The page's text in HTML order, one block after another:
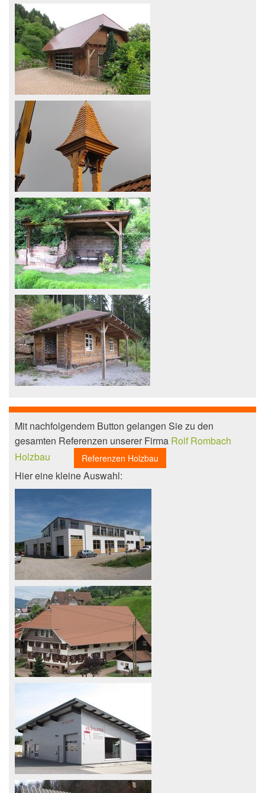
Mit nachfolgendem Button gelangen Sie zu den
gesamten Referenzen unserer Firma Rolf Rombach
Holzbau
Referenzen Holzbau
Hier eine kleine Auswahl: